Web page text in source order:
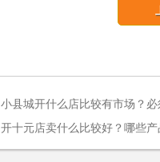
小县城开什么店比较有市场？必
开十元店卖什么比较好？哪些产